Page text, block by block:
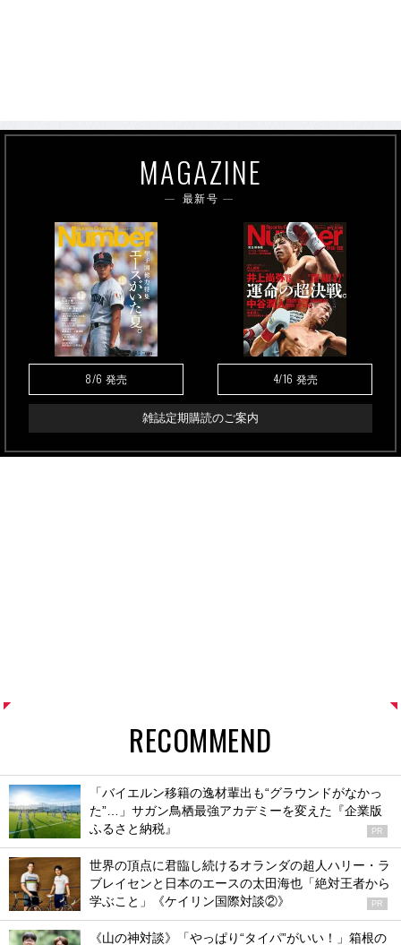
MAGAZINE
最新号
8/6 発売 4/16 発売
雑誌定期購読のご案内
RECOMMEND
「バイエルン移籍の逸材輩出も“グラウンドがなかっ
た”…」サガン鳥栖最強アカデミーを変えた『企業版
ふるさと納税』
PR
世界の頂点に君臨し続けるオランダの超人ハリー・ラ
ブレイセンと日本のエースの太田海也「絶対王者から
学ぶこと」《ケイリン国際対談②》
PR
《山の神対談》「やっぱり“タイパ”がいい！」箱根の